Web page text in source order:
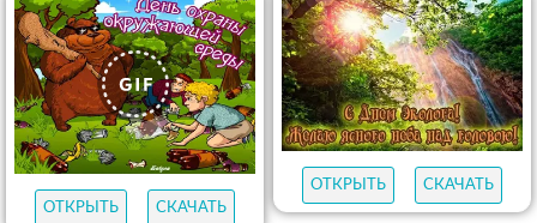
ОТКРЫТЬ СКАЧАТЬ
ОТКРЫТЬ СКАЧАТЬ